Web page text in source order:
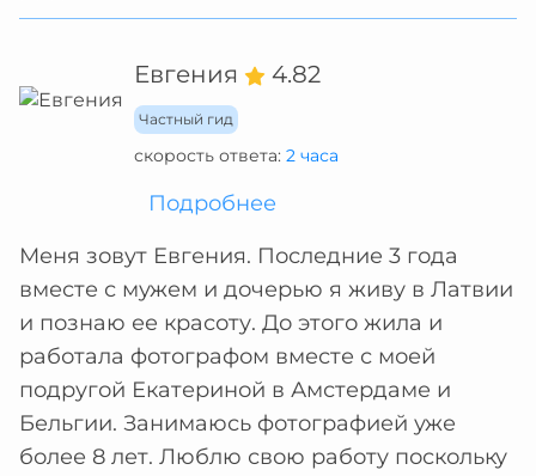
Евгения 4.82
Частный гид
скорость ответа: 2 часа
Подробнее
Меня зовут Евгения. Последние 3 года
вместе с мужем и дочерью я живу в Латвии
и познаю ее красоту. До этого жила и
работала фотографом вместе с моей
подругой Екатериной в Амстердаме и
Бельгии. Занимаюсь фотографией уже
более 8 лет. Люблю свою работу поскольку